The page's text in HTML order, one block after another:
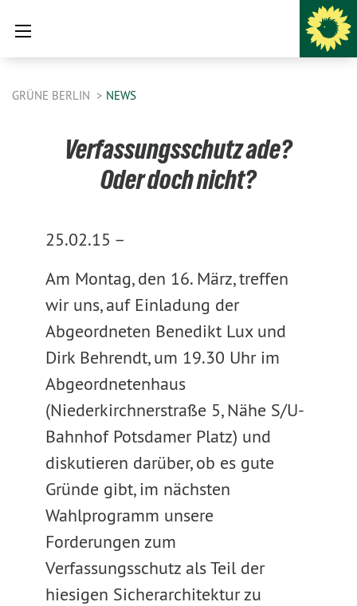
GRÜNE BERLIN NEWS
Verfassungsschutz ade?
Oder doch nicht?
25.02.15 –
Am Montag, den 16. März, treffen
wir uns, auf Einladung der
Abgeordneten Benedikt Lux und
Dirk Behrendt, um 19.30 Uhr im
Abgeordnetenhaus
(Niederkirchnerstraße 5, Nähe S/U-
Bahnhof Potsdamer Platz) und
diskutieren darüber, ob es gute
Gründe gibt, im nächsten
Wahlprogramm unsere
Forderungen zum
Verfassungsschutz als Teil der
hiesigen Sicherarchitektur zu